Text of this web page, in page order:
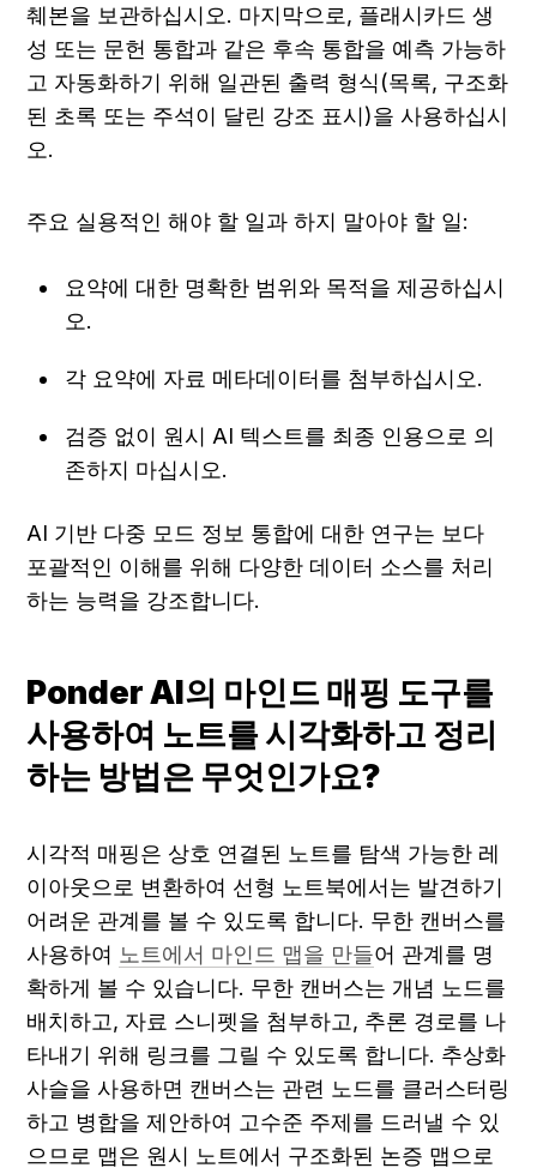
췌본을 보관하십시오. 마지막으로, 플래시카드 생
성 또는 문헌 통합과 같은 후속 통합을 예측 가능하
고 자동화하기 위해 일관된 출력 형식(목록, 구조화
된 초록 또는 주석이 달린 강조 표시)을 사용하십시
오.
주요 실용적인 해야 할 일과 하지 말아야 할 일:
요약에 대한 명확한 범위와 목적을 제공하십시
오.
각 요약에 자료 메타데이터를 첨부하십시오.
검증 없이 원시 AI 텍스트를 최종 인용으로 의
존하지 마십시오.
AI 기반 다중 모드 정보 통합에 대한 연구는 보다
포괄적인 이해를 위해 다양한 데이터 소스를 처리
하는 능력을 강조합니다.
Ponder AI의 마인드 매핑 도구를
사용하여 노트를 시각화하고 정리
하는 방법은 무엇인가요?
시각적 매핑은 상호 연결된 노트를 탐색 가능한 레
이아웃으로 변환하여 선형 노트북에서는 발견하기
어려운 관계를 볼 수 있도록 합니다. 무한 캔버스를
사용하여 노트에서 마인드 맵을 만들어 관계를 명
확하게 볼 수 있습니다. 무한 캔버스는 개념 노드를
배치하고, 자료 스니펫을 첨부하고, 추론 경로를 나
타내기 위해 링크를 그릴 수 있도록 합니다. 추상화
사슬을 사용하면 캔버스는 관련 노드를 클러스터링
하고 병합을 제안하여 고수준 주제를 드러낼 수 있
으므로 맵은 원시 노트에서 구조화된 논증 맵으로